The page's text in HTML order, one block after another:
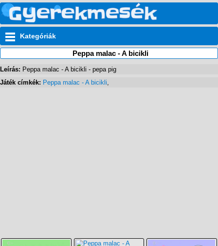
Kategóriák
Peppa malac - A bicikli
Leírás: Peppa malac - A bicikli - pepa pig
Játék címkék: Peppa malac - A bicikli,